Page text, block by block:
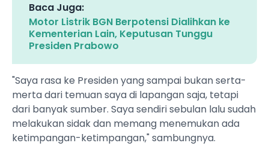
Baca Juga:
Motor Listrik BGN Berpotensi Dialihkan ke
Kementerian Lain, Keputusan Tunggu
Presiden Prabowo
"Saya rasa ke Presiden yang sampai bukan serta-
merta dari temuan saya di lapangan saja, tetapi
dari banyak sumber. Saya sendiri sebulan lalu sudah
melakukan sidak dan memang menemukan ada
ketimpangan-ketimpangan," sambungnya.